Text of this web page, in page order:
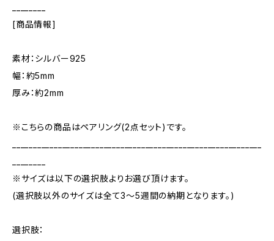
[商品情報]
素材：シルバー925
幅：約5mm
厚み：約2mm
※こちらの商品はペアリング(2点セット)です。
※サイズは以下の選択肢よりお選び頂けます。
(選択肢以外のサイズは全て3～5週間の納期となります。)
選択肢：